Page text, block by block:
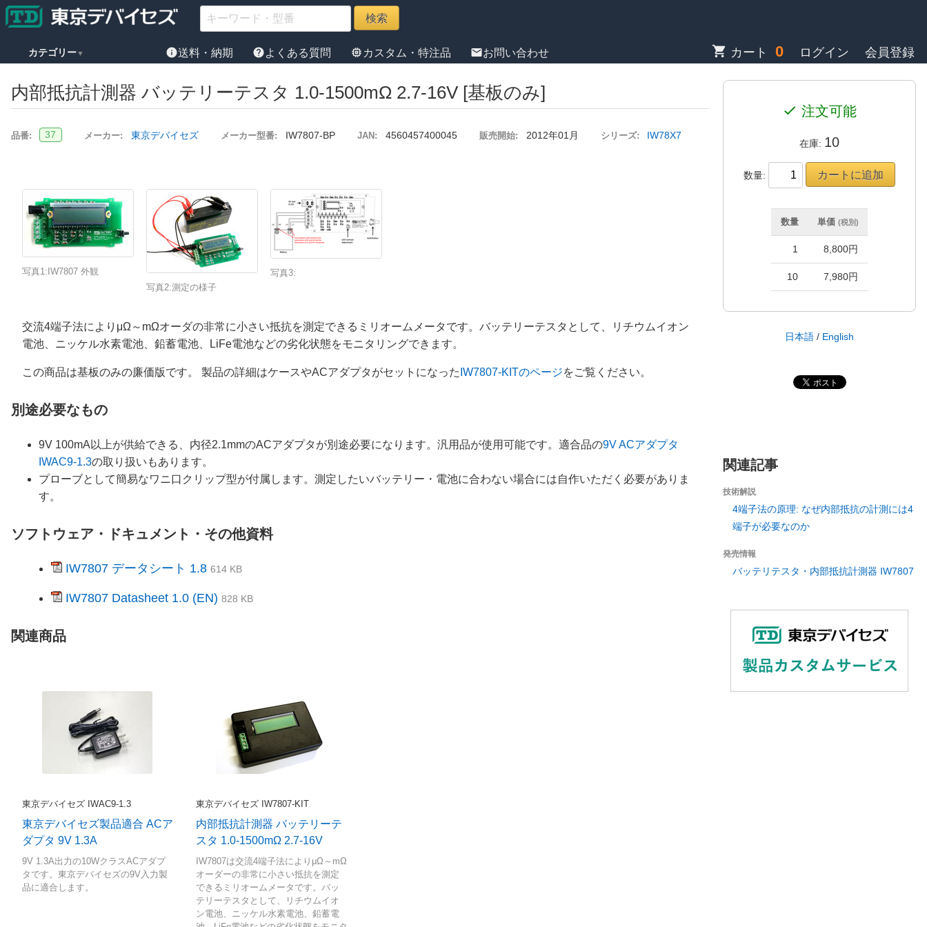
カテゴリー▼ info送料・納期 helpよくある質問 memory カスタム・特注品 mailお問い合わせ shopping_cart カート 0 ログイン 会員登録
内部抵抗計測器 バッテリーテスタ 1.0-1500mΩ 2.7-16V [基板のみ]
品番: 37 メーカー: 東京デバイセズ メーカー型番: IW7807-BP JAN: 4560457400045 販売開始: 2012年01月 シリーズ: IW78X7
写真1:IW7807 外観
写真2:測定の様子
写真3:
交流4端子法によりμΩ～mΩオーダの非常に小さい抵抗を測定できるミリオームメータです。バッテリーテスタとして、リチウムイオン
電池、ニッケル水素電池、鉛蓄電池、LiFe電池などの劣化状態をモニタリングできます。
この商品は基板のみの廉価版です。 製品の詳細はケースやACアダプタがセットになった IW7807-KITのページをご覧ください。
別途必要なもの
9V 100mA以上が供給できる、内径2.1mmのACアダプタが別途必要になります。汎用品が使用可能です。適合品の9V ACアダプタ
IWAC9-1.3の取り扱いもあります。
プローブとして簡易なワニ口クリップ型が付属します。測定したいバッテリー・電池に合わない場合には自作いただく必要がありま
す。
ソフトウェア・ドキュメント・その他資料
IW7807 データシート 1.8 614 KB
IW7807 Datasheet 1.0 (EN) 828 KB
関連商品
東京デバイセズ IWAC9-1.3
東京デバイセズ製品適合 ACア
ダプタ 9V 1.3A
9V 1.3A出力の10WクラスACアダプ
タです。東京デバイセズの9V入力製
品に適合します。
東京デバイセズ IW7807-KIT
内部抵抗計測器 バッテリーテ
スタ 1.0-1500mΩ 2.7-16V
IW7807は交流4端子法によりμΩ～mΩ
オーダーの非常に小さい抵抗を測定
できるミリオームメータです。バッ
テリーテスタとして、リチウムイオ
ン電池、ニッケル水素電池、鉛蓄電
check 注文可能
在庫: 10
数量:
数量 単価 (税別)
1 8,800円
10 7,980円
日本語 / English
関連記事
技術解説
4端子法の原理: なぜ内部抵抗の計測には4
端子が必要なのか
発売情報
バッテリテスタ・内部抵抗計測器 IW7807